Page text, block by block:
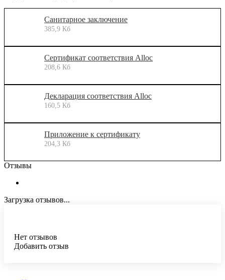
Санитарное заключение
385,9 Кб
Сертификат соответствия Alloc
208,6 Кб
Декларация соответствия Alloc
160,5 Кб
Приложение к сертификату
204,3 Кб
Отзывы
Загрузка отзывов...
Нет отзывов
Добавить отзыв